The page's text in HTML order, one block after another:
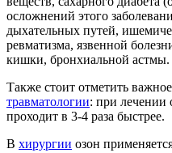
осложнений этого
дыхательных путей,
ревматизма, язвенной
кишки, бронхиальной астмы.
Также стоит отметить
травматологии: при лечении
проходит в 3-4 раза быстрее.
В хирургии озон